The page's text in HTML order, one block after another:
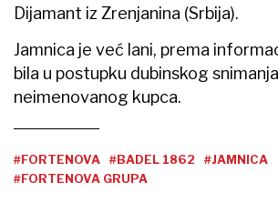
Dijamant iz Zrenjanina (Srbija).
Jamnica je već lani, prema
bila u postupku dubinskog
neimenovanog kupca.
#FORTENOVA #BADEL 1862
#JAMNICA
#FORTENOVA GRUPA